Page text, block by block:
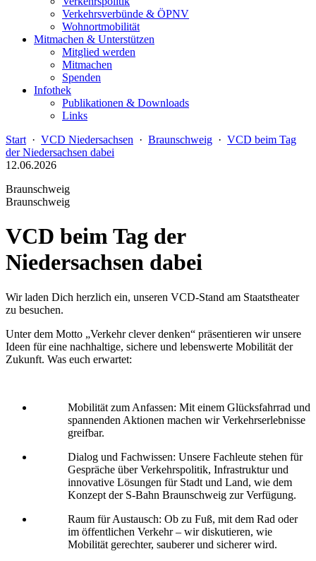
Verkehrsverbünde & ÖPNV
Wohnortmobilität
Mitmachen & Unterstützen
Mitglied werden
Mitmachen
Spenden
Infothek
Publikationen & Downloads
Links
Start · VCD Niedersachsen · Braunschweig · VCD beim Tag
der Niedersachsen dabei
12.06.2026
Braunschweig
Braunschweig
VCD beim Tag der
Niedersachsen dabei
Wir laden Dich herzlich ein, unseren VCD-Stand am Staatstheater
zu besuchen.
Unter dem Motto „Verkehr clever denken“ präsentieren wir unsere
Ideen für eine nachhaltige, sichere und lebenswerte Mobilität der
Zukunft. Was euch erwartet:
Mobilität zum Anfassen: Mit einem Glücksfahrrad und
spannenden Aktionen machen wir Verkehrserlebnisse
greifbar.
Dialog und Fachwissen: Unsere Fachleute stehen für
Gespräche über Verkehrspolitik, Infrastruktur und
innovative Lösungen für Stadt und Land, wie dem
Konzept der S-Bahn Braunschweig zur Verfügung.
Raum für Austausch: Ob zu Fuß, mit dem Rad oder
im öffentlichen Verkehr – wir diskutieren, wie
Mobilität gerechter, sauberer und sicherer wird.